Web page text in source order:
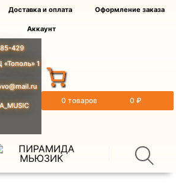
Доставка и оплата Оформление заказа
Аккаунт
429
«Тополь» 1
0 товаров 0 ₽